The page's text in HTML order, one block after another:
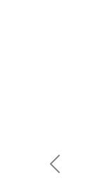
Previous